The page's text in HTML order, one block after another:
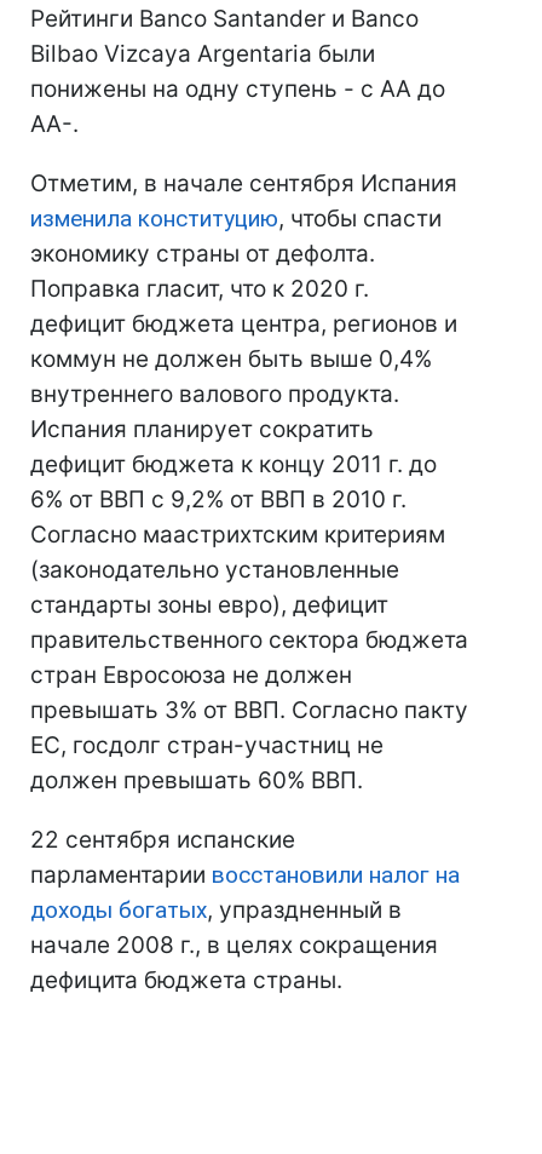
Рейтинги Banco Santander и Banco
Bilbao Vizcaya Argentaria были
понижены на одну ступень - с АА до
АА-.
Отметим, в начале сентября Испания
изменила конституцию, чтобы спасти
экономику страны от дефолта.
Поправка гласит, что к 2020 г.
дефицит бюджета центра, регионов и
коммун не должен быть выше 0,4%
внутреннего валового продукта.
Испания планирует сократить
дефицит бюджета к концу 2011 г. до
6% от ВВП с 9,2% от ВВП в 2010 г.
Согласно маастрихтским критериям
(законодательно установленные
стандарты зоны евро), дефицит
правительственного сектора бюджета
стран Евросоюза не должен
превышать 3% от ВВП. Согласно пакту
ЕС, госдолг стран-участниц не
должен превышать 60% ВВП.
22 сентября испанские
парламентарии восстановили налог на
доходы богатых, упраздненный в
начале 2008 г., в целях сокращения
дефицита бюджета страны.